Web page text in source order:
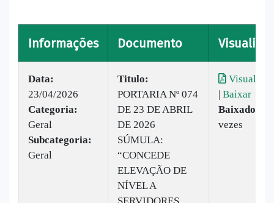
Informações Documento Visualizar
Data:
23/04/2026
Categoria:
Geral
Subcategoria:
Geral
Titulo:
PORTARIA Nº 074
DE 23 DE ABRIL
DE 2026
SÚMULA:
“CONCEDE
ELEVAÇÃO DE
NÍVEL A
Visualizar
| Baixar
Baixado:
vezes